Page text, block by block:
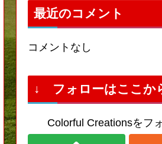
最近のコメント
コメントなし
↓ フォローはここ
Colorful Creationsをフ